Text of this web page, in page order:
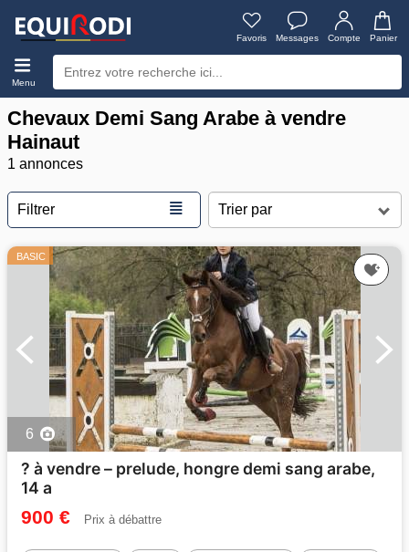
Favoris Messages Compte Panier
Menu
Chevaux Demi Sang Arabe à vendre
Hainaut
1 annonces
Filtrer ≣
BASIC
6
? à vendre – prelude, hongre demi sang arabe,
14 a
900 € Prix à débattre